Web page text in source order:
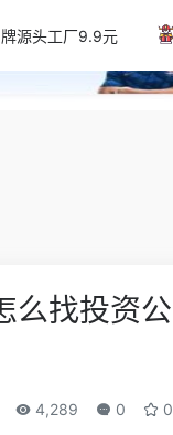
源头工厂9.9元
么找投资公
4,289 0 0